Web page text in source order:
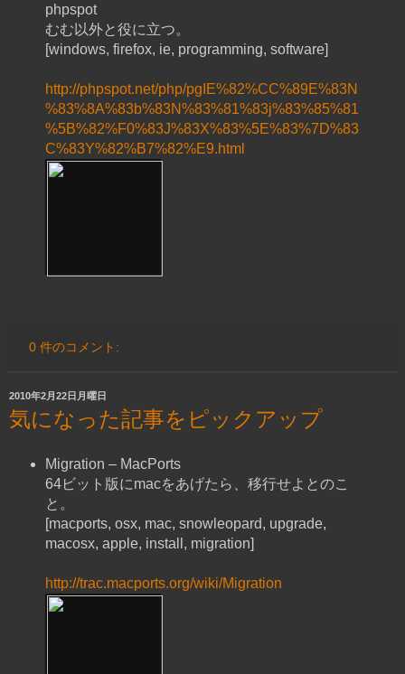
phpspot
むむ以外と役に立つ。
[windows, firefox, ie, programming, software]
http://phpspot.net/php/pgIE%82%CC%89E%83N
%83%8A%83b%83N%83%81%83j%83%85%81
%5B%82%F0%83J%83X%83%5E%83%7D%83
C%83Y%82%B7%82%E9.html
0 件のコメント:
2010年2月22日月曜日
気になった記事をピックアップ
Migration – MacPorts
64ビット版にmacをあげたら、移行せよとのこ
と。
[macports, osx, mac, snowleopard, upgrade,
macosx, apple, install, migration]
http://trac.macports.org/wiki/Migration